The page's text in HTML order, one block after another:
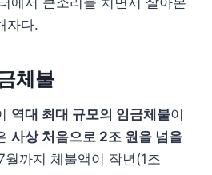
자다.
체불
역대 최대 규모의 임금체불이
사상 처음으로 2조 원을 넘을
까지 체불액이 작년(1조